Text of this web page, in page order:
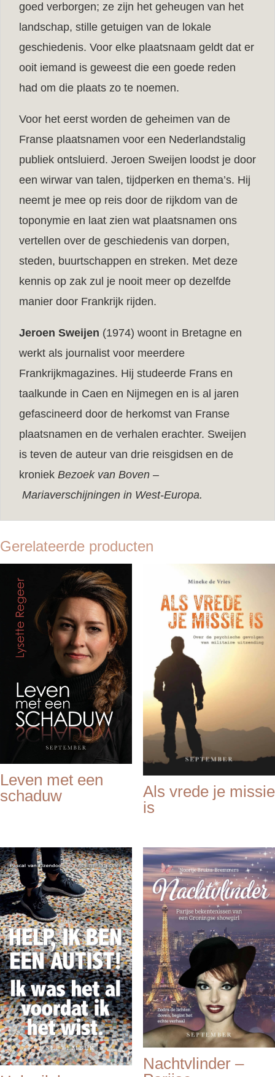
goed verborgen; ze zijn het geheugen van het
landschap, stille getuigen van de lokale
geschiedenis. Voor elke plaatsnaam geldt dat er
ooit iemand is geweest die een goede reden
had om die plaats zo te noemen.
Voor het eerst worden de geheimen van de
Franse plaatsnamen voor een Nederlandstalig
publiek ontsluierd. Jeroen Sweijen loodst je door
een wirwar van talen, tijdperken en thema’s. Hij
neemt je mee op reis door de rijkdom van de
toponymie en laat zien wat plaatsnamen ons
vertellen over de geschiedenis van dorpen,
steden, buurtschappen en streken. Met deze
kennis op zak zul je nooit meer op dezelfde
manier door Frankrijk rijden.
Jeroen Sweijen (1974) woont in Bretagne en
werkt als journalist voor meerdere
Frankrijkmagazines. Hij studeerde Frans en
taalkunde in Caen en Nijmegen en is al jaren
gefascineerd door de herkomst van Franse
plaatsnamen en de verhalen erachter. Sweijen
is teven de auteur van drie reisgidsen en de
kroniek Bezoek van Boven –
Mariaverschijningen in West-Europa.
Gerelateerde producten
Leven met een
schaduw
Als vrede je missie
is
Nachtvlinder –